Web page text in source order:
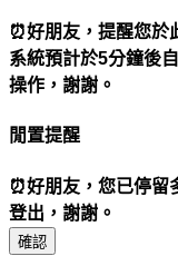
⏰好朋友，提醒您於
系統預計於5分鐘後
操作，謝謝。
閒置提醒
⏰好朋友，您已停留
登出，謝謝。
確認